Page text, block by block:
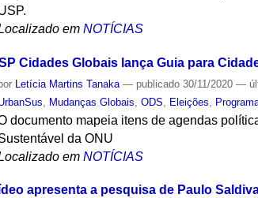
em NOTÍCIAS
Cidades Globais lança Guia para
Letícia Martins Tanaka — publicado 30/11/2020—
Mudanças Globais ,ODS Eleições
documento mapeia itens de agendas
da ONU
em NOTÍCIAS
apresenta a pesquisa de Paulo